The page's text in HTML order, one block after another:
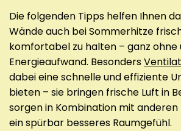
Die folgenden Tipps helfen Ihnen
Wände auch bei Sommerhitze
komfortabel zu halten – ganz ohne
Energieaufwand. Besonders
dabei eine schnelle und effiziente
bieten – sie bringen frische Luft in
sorgen in Kombination mit
ein spürbar besseres Raumgefühl.